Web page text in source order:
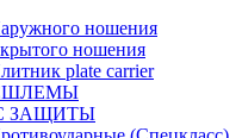
ношения
ношения
plate carrier
ЗАЩИТЫ